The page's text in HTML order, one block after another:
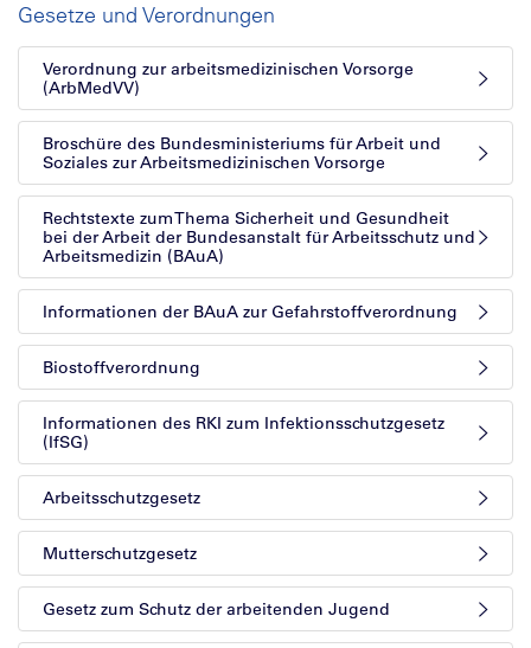
Gesetze und Verordnungen
Verordnung zur arbeitsmedizinischen Vorsorge
(ArbMedVV)
Broschüre des Bundesministeriums für Arbeit und
Soziales zur Arbeitsmedizinischen Vorsorge
Rechtstexte zum Thema Sicherheit und Gesundheit
bei der Arbeit der Bundesanstalt für Arbeitsschutz und
Arbeitsmedizin (BAuA)
Informationen der BAuA zur Gefahrstoffverordnung
Biostoffverordnung
Informationen des RKI zum Infektionsschutzgesetz
(IfSG)
Arbeitsschutzgesetz
Mutterschutzgesetz
Gesetz zum Schutz der arbeitenden Jugend